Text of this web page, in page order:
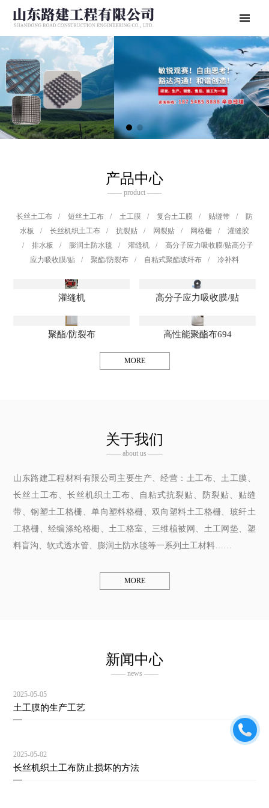
产品中心
—— product ——
长丝土工布 / 短丝土工布 / 土工膜 / 复合土工膜 / 贴缝带 /
防
水板
/ 长丝机织土工布 / 抗裂贴 / 网裂贴 / 网格栅 /
灌缝胶
/
排水板 / 膨润土防水毯 / 灌缝机 /
高分子应力吸收膜/贴高分子
应力吸收膜/贴
/ 聚酯/防裂布 / 自粘式聚酯玻纤布 / 冷补料
灌缝机 高分子应力吸收膜/贴
聚酯/防裂布 高性能聚酯布694
MORE
关于我们
—— about us ——
山东路建工程材料有限公司主要生产、经营：土工布、土工膜、
长丝土工布、长丝机织土工布、自粘式抗裂贴、防裂贴、贴缝
带、钢塑土工格栅、单向塑料格栅、双向塑料土工格栅、玻纤土
工格栅、经编涤纶格栅、土工格室、三维植被网、土工网垫、塑
料盲沟、软式透水管、膨润土防水毯等一系列土工材料……
MORE
新闻中心
—— news ——
2025-05-05
土工膜的生产工艺
2025-05-02
长丝机织土工布防止损坏的方法